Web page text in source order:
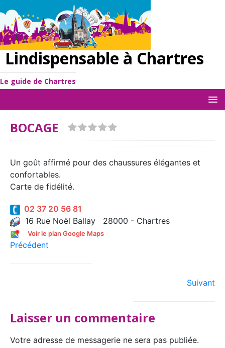
Lindispensable à Chartres
Le guide de Chartres
BOCAGE
Un goût affirmé pour des chaussures élégantes et
confortables.
Carte de fidélité.
02 37 20 56 81
16 Rue Noël Ballay 28000 - Chartres
Voir le plan Google Maps
Précédent
Suivant
Laisser un commentaire
Votre adresse de messagerie ne sera pas publiée.